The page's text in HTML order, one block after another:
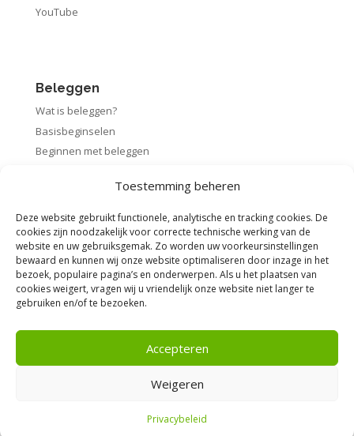
Toestemming beheren
Deze website gebruikt functionele, analytische en tracking cookies. De
cookies zijn noodzakelijk voor correcte technische werking van de
website en uw gebruiksgemak. Zo worden uw voorkeursinstellingen
bewaard en kunnen wij onze website optimaliseren door inzage in het
bezoek, populaire pagina’s en onderwerpen. Als u het plaatsen van
cookies weigert, vragen wij u vriendelijk onze website niet langer te
gebruiken en/of te bezoeken.
Accepteren
Weigeren
Privacybeleid
YouTube
Beleggen
Wat is beleggen?
Basisbeginselen
Beginnen met beleggen
Rendement berekenen
Voorwaarden
Algemene voorwaarden
Privacybeleid
Disclaimer